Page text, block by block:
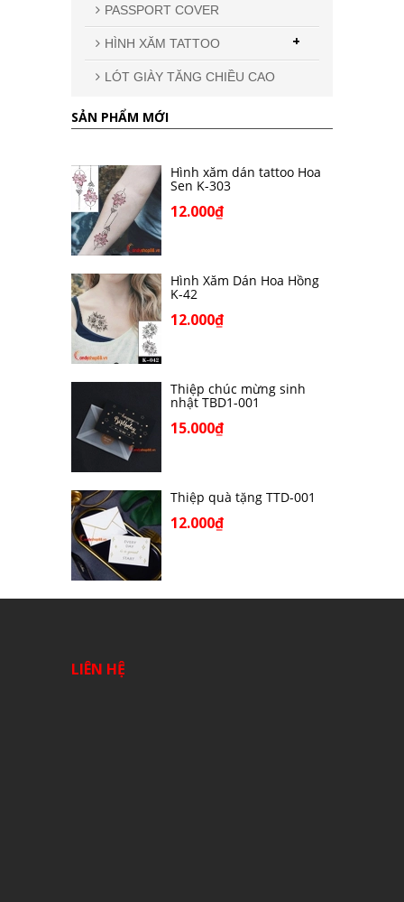
PASSPORT COVER
HÌNH XĂM TATTOO +
LÓT GIÀY TĂNG CHIỀU CAO
SẢN PHẨM MỚI
Hình xăm dán tattoo Hoa
Sen K-303
12.000₫
Hình Xăm Dán Hoa Hồng
K-42
12.000₫
Thiệp chúc mừng sinh
nhật TBD1-001
15.000₫
Thiệp quà tặng TTD-001
12.000₫
LIÊN HỆ